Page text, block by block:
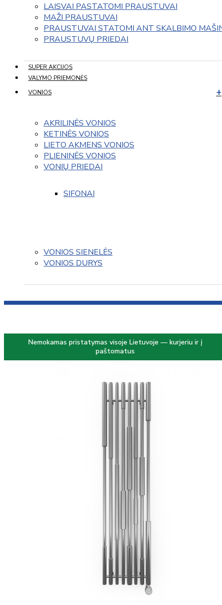
LAISVAI PASTATOMI PRAUSTUVAI
MAŽI PRAUSTUVAI
PRAUSTUVAI STATOMI ANT SKALBIMO
PRAUSTUVŲ PRIEDAI
SUPER AKCIJOS
VALYMO PRIEMONĖS
VONIOS
AKRILINĖS VONIOS
KETINĖS VONIOS
LIETO AKMENS VONIOS
PLIENINĖS VONIOS
VONIŲ PRIEDAI
SIFONAI
VONIOS SIENELĖS
VONIOS DURYS
Nemokamas pristatymas visoje Lietuvoje — kurjeriu ir į
paštomatus